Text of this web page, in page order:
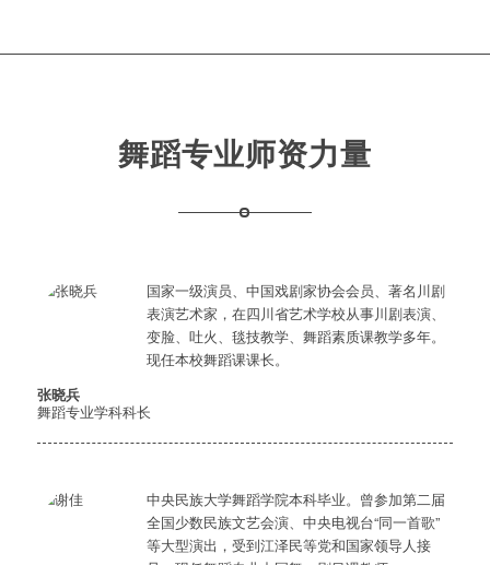
舞蹈专业师资力量
国家一级演员、中国戏剧家协会会员、著名川剧
表演艺术家，在四川省艺术学校从事川剧表演、
变脸、吐火、毯技教学、舞蹈素质课教学多年。
现任本校舞蹈课课长。
张晓兵
舞蹈专业学科科长
中央民族大学舞蹈学院本科毕业。曾参加第二届
全国少数民族文艺会演、中央电视台“同一首歌”
等大型演出，受到江泽民等党和国家领导人接